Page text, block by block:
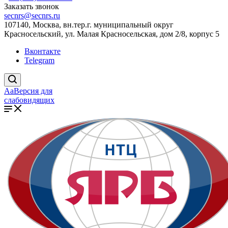
Заказать звонок
secnrs@secnrs.ru
107140, Москва, вн.тер.г. муниципальный округ
Красносельский, ул. Малая Красносельская, дом 2/8, корпус 5
Вконтакте
Telegram
AaВерсия для
слабовидящих